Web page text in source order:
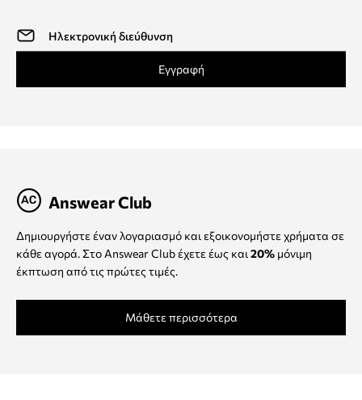
Εγγραφή
Answear Club
Δημιουργήστε έναν λογαριασμό και εξοικονομήστε χρήματα σε
κάθε αγορά. Στο Answear Club έχετε έως και 20% μόνιμη
έκπτωση από τις πρώτες τιμές.
Μάθετε περισσότερα